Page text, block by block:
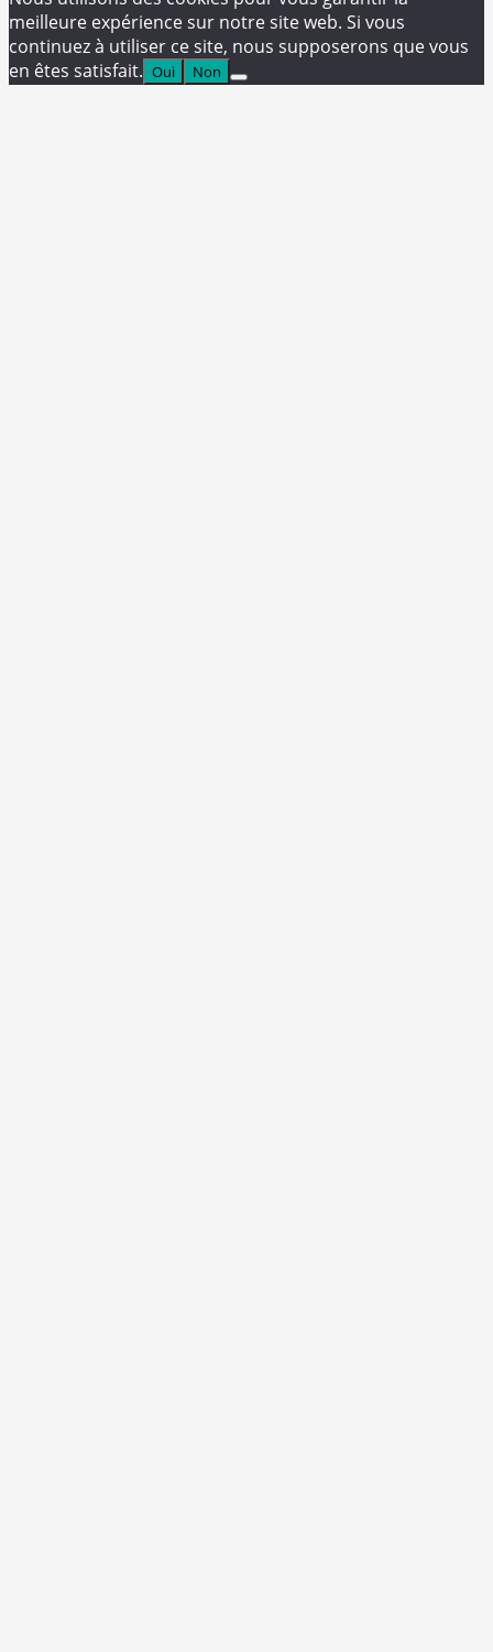
meilleure expérience sur notre site web. Si vous
continuez à utiliser ce site, nous supposerons que vous
en êtes satisfait. Oui Non